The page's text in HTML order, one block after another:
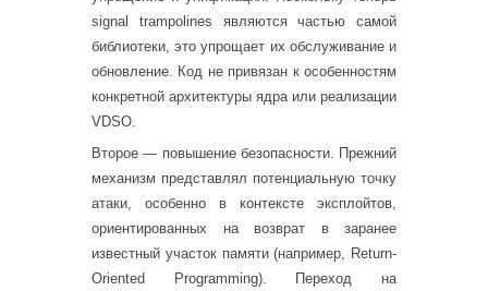
signal trampolines являются частью самой
библиотеки, это упрощает их обслуживание и
обновление. Код не привязан к особенностям
конкретной архитектуры ядра или реализации
VDSO.
Второе — повышение безопасности. Прежний
механизм представлял потенциальную точку
атаки, особенно в контексте эксплойтов,
ориентированных на возврат в заранее
известный участок памяти (например, Return-
Oriented Programming). Переход на